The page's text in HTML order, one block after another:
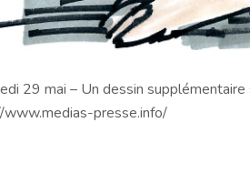
29 mai – Un dessin supplémentaire
presse.info/